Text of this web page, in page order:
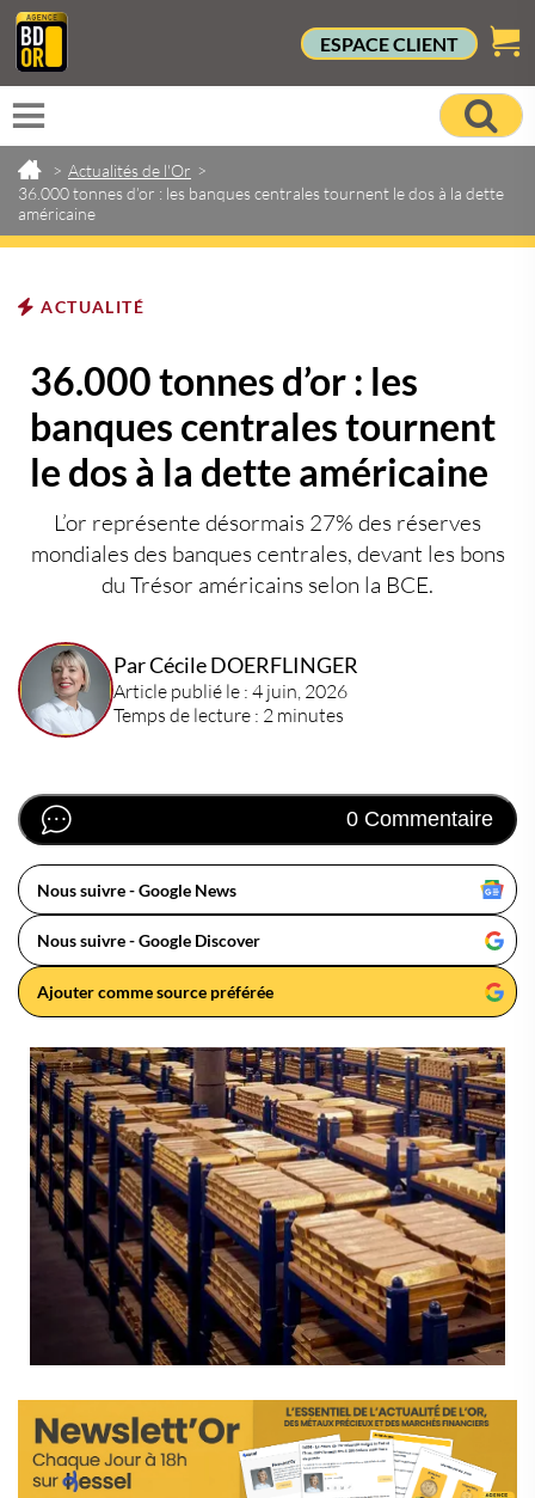
ESPACE CLIENT
> Actualités de l'Or >
36.000 tonnes d’or : les banques centrales tournent le dos à la dette
américaine
ACTUALITÉ
36.000 tonnes d’or : les
banques centrales tournent
le dos à la dette américaine
L’or représente désormais 27% des réserves
mondiales des banques centrales, devant les bons
du Trésor américains selon la BCE.
Par Cécile DOERFLINGER
Article publié le : 4 juin, 2026
Temps de lecture : 2 minutes
0 Commentaire
Nous suivre - Google News
Nous suivre - Google Discover
Ajouter comme source préférée